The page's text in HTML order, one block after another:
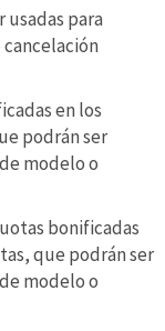
usadas para
en los
podrán ser
modelo o
bonificadas
que podrán ser
modelo o